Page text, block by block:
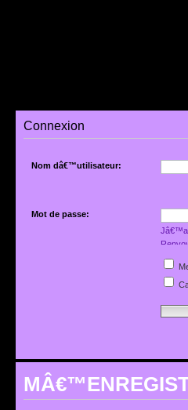
Connexion
Nom dâ€™utilisateur:
Mot de passe: